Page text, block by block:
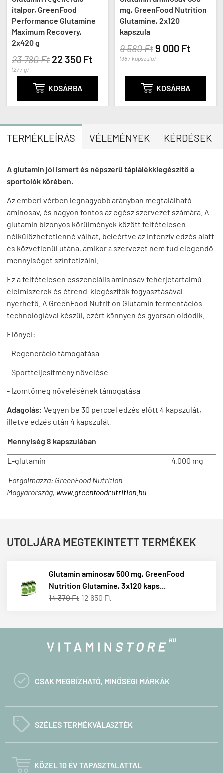
italpor, GreenFood
Performance Glutamine
Maximum Recovery,
2x420 g
23 780 Ft 22 350 Ft
(27 / g)
 KOSÁRBA
mg, GreenFood Nutrition
Glutamine, 2x120
kapszula
9 580 Ft9 000 Ft
(38 / kapszula)
 KOSÁRBA
TERMÉKLEÍRÁS VÉLEMÉNYEK KÉRDÉSEK
A glutamin jól ismert és népszerű táplálékkiegészítő a
sportolók körében.
Az emberi vérben legnagyobb arányban megtalálható
aminosav, és nagyon fontos az egész szervezet számára. A
glutamin bizonyos körülmények között feltételesen
nélkülözhetetlenné válhat, beleértve az intenzív edzés alatt
és közvetlenül utána, amikor a szervezet nem tud elegendő
mennyiséget szintetizálni.
Ez a feltételesen esszenciális aminosav fehérjetartalmú
élelmiszerek és étrend-kiegészítők fogyasztásával
nyerhető. A GreenFood Nutrition Glutamin fermentációs
technológiával készül, ezért könnyen és gyorsan oldódik.
Előnyei:
- Regeneráció támogatása
- Sportteljesítmény növelése
- Izomtömeg növelésének támogatása
Adagolás: Vegyen be 30 perccel edzés előtt 4 kapszulát,
illetve edzés után 4 kapszulát!
Mennyiség 8 kapszulában
L-glutamin 4.000 mg
Forgalmazza: GreenFood Nutrition
Magyarország, www.greenfoodnutrition.hu
UTOLJÁRA MEGTEKINTETT TERMÉKEK
Glutamin aminosav 500 mg, GreenFood
Nutrition Glutamine, 3x120 kaps...
14 370 Ft 12 650 Ft
 CSAK MEGBÍZHATÓ, MINŐSÉGI MÁRKÁK
C SZÉLES TERMÉKVÁLASZTÉK
 KÖZEL 10 ÉV TAPASZTALATTAL